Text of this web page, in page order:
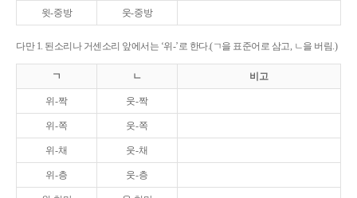
윗-중방 웃-중방
다만 1. 된소리나 거센소리 앞에서는 ‘위-’로 한다.(ㄱ을 표준어로 삼고, ㄴ을 버림.)
ㄱ ㄴ 비고
위-짝 웃-짝
위-쪽 웃-쪽
위-채 웃-채
위-층 웃-층